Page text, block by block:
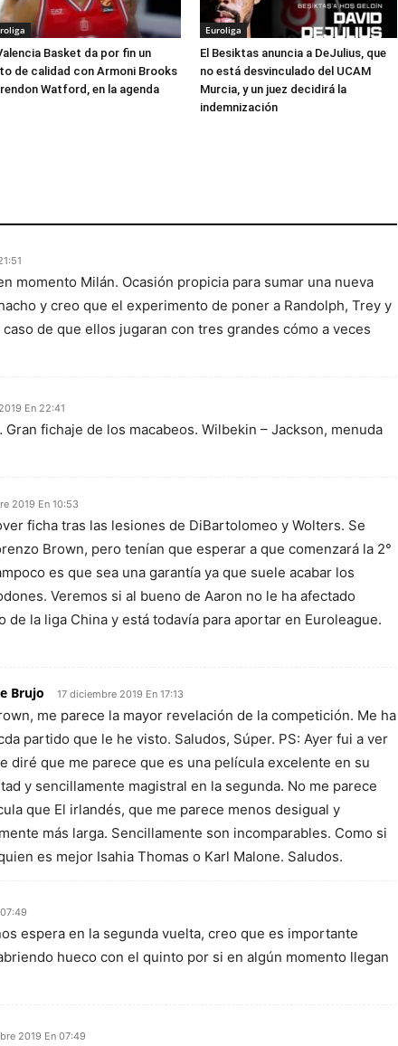
Basket da por fin un
de calidad con Armoni Brooks
Watford, en la agenda
Euroliga
El Besiktas anuncia a DeJulius, que
no está desvinculado del UCAM
Murcia, y un juez decidirá la
indemnización
momento Milán. Ocasión propicia para sumar una nueva
y creo que el experimento de poner a Randolph, Trey y
de que ellos jugaran con tres grandes cómo a veces
En 22:41
fichaje de los macabeos. Wilbekin – Jackson, menuda
2019 En 10:53
ficha tras las lesiones de DiBartolomeo y Wolters. Se
Brown, pero tenían que esperar a que comenzará la 2°
es que sea una garantía ya que suele acabar los
Veremos si al bueno de Aaron no le ha afectado
de la liga China y está todavía para aportar en Euroleague.
Brujo 17 diciembre 2019 En 17:13
me parece la mayor revelación de la competición. Me ha
partido que le he visto. Saludos, Súper. PS: Ayer fui a ver
diré que me parece que es una película excelente en su
y sencillamente magistral en la segunda. No me parece
que El irlandés, que me parece menos desigual y
más larga. Sencillamente son incomparables. Como si
es mejor Isahia Thomas o Karl Malone. Saludos.
espera en la segunda vuelta, creo que es importante
hueco con el quinto por si en algún momento llegan
2019 En 07:49